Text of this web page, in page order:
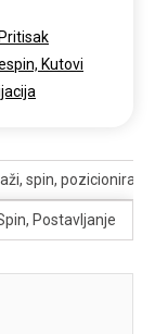
Kutovi
spin, pozicioniranje
Postavljanje